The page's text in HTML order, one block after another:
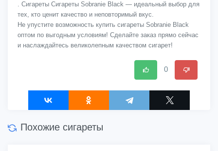
. Сигареты Сигареты Sobranie Black — идеальный выбор для
тех, кто ценит качество и неповторимый вкус.
Не упустите возможность купить сигареты Sobranie Black
оптом по выгодным условиям! Сделайте заказ прямо сейчас
и наслаждайтесь великолепным качеством сигарет!
0
Похожие сигареты